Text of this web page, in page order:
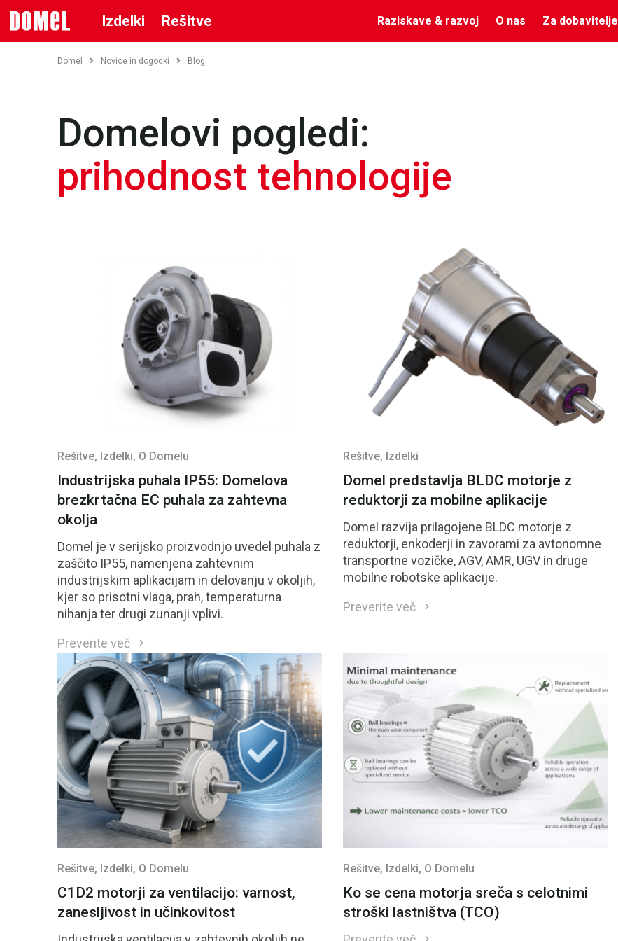
Izdelki Rešitve Raziskave & razvoj O nas Za dobavitelje
Domel Novice in dogodki Blog
Domelovi pogledi:
prihodnost tehnologije
Rešitve, Izdelki, O Domelu
Industrijska puhala IP55: Domelova
brezkrtačna EC puhala za zahtevna
okolja
Domel je v serijsko proizvodnjo uvedel puhala z
zaščito IP55, namenjena zahtevnim
industrijskim aplikacijam in delovanju v okoljih,
kjer so prisotni vlaga, prah, temperaturna
nihanja ter drugi zunanji vplivi.
Preverite več
Rešitve, Izdelki
Domel predstavlja BLDC motorje z
reduktorji za mobilne aplikacije
Domel razvija prilagojene BLDC motorje z
reduktorji, enkoderji in zavorami za avtonomne
transportne vozičke, AGV, AMR, UGV in druge
mobilne robotske aplikacije.
Preverite več
Rešitve, Izdelki, O Domelu
C1D2 motorji za ventilacijo: varnost,
zanesljivost in učinkovitost
Rešitve, Izdelki, O Domelu
Ko se cena motorja sreča s celotnimi
stroški lastništva (TCO)